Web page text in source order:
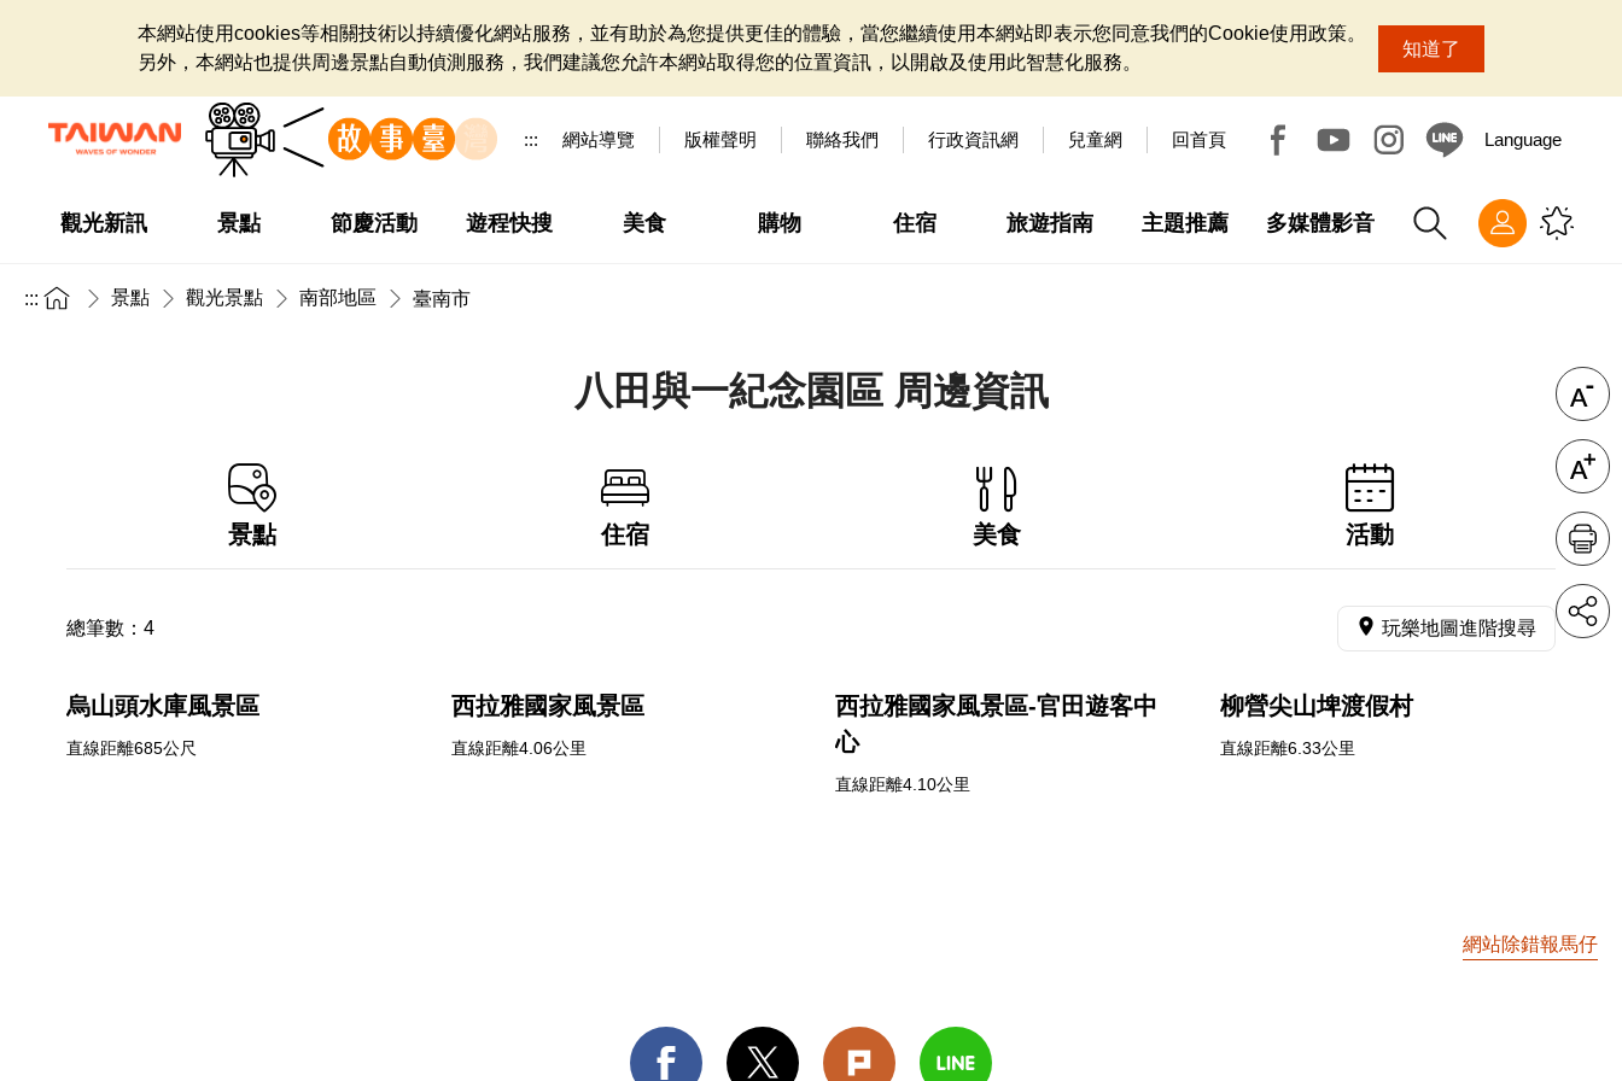
本網站使用cookies等相關技術以持續優化網站服務，並有助於為您提供更佳的體驗，當您繼續使用本網站即表示您同意我們的Cookie使用政策。
另外，本網站也提供周邊景點自動偵測服務，我們建議您允許本網站取得您的位置資訊，以開啟及使用此智慧化服務。
知道了
::: 網站導覽 版權聲明 聯絡我們 行政資訊網 兒童網 回首頁 Language
觀光新訊 景點 節慶活動 遊程快搜 美食 購物 住宿 旅遊指南 主題推薦 多媒體影音
::: 景點 觀光景點 南部地區 臺南市
八田與一紀念園區 周邊資訊
景點 住宿 美食 活動
總筆數： 4 玩樂地圖進階搜尋
烏山頭水庫風景區
直線距離685公尺
西拉雅國家風景區
直線距離4.06公里
西拉雅國家風景區-官田遊客中
心
直線距離4.10公里
柳營尖山埤渡假村
直線距離6.33公里
網站除錯報馬仔